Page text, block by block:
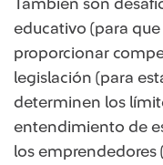
educativo (para
proporcionar
legislación (para
determinen los
entendimiento de
los emprendedores